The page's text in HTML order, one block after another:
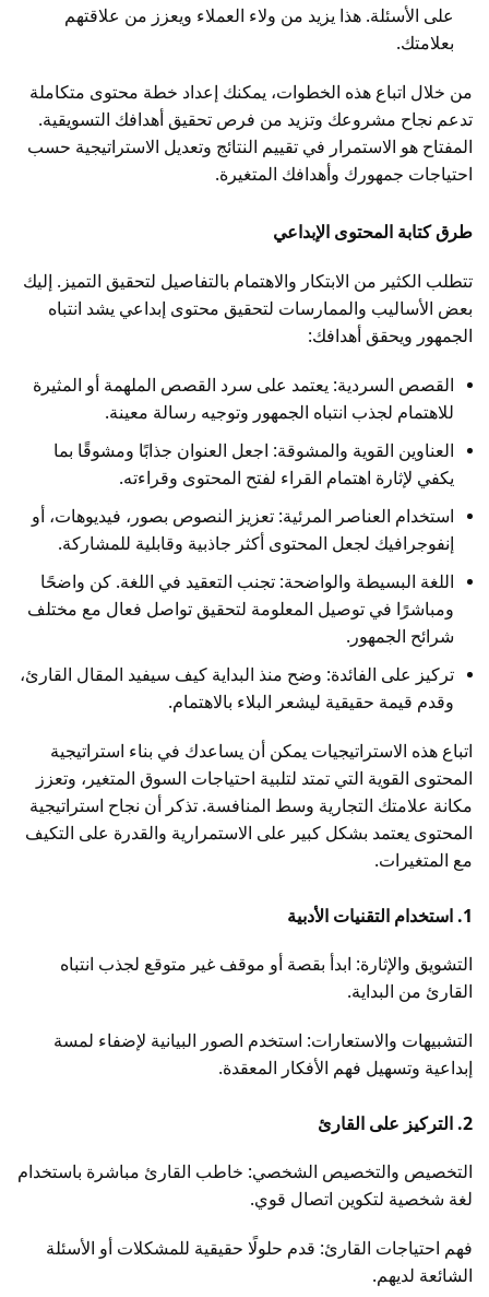
على الأسئلة. هذا يزيد من ولاء العملاء ويعزز من علاقتهم
بعلامتك.
من خلال اتباع هذه الخطوات، يمكنك إعداد خطة محتوى متكاملة
تدعم نجاح مشروعك وتزيد من فرص تحقيق أهدافك التسويقية.
المفتاح هو الاستمرار في تقييم النتائج وتعديل الاستراتيجية حسب
احتياجات جمهورك وأهدافك المتغيرة.
طرق كتابة المحتوى الإبداعي
تتطلب الكثير من الابتكار والاهتمام بالتفاصيل لتحقيق التميز. إليك
بعض الأساليب والممارسات لتحقيق محتوى إبداعي يشد انتباه
الجمهور ويحقق أهدافك:
القصص السردية: يعتمد على سرد القصص الملهمة أو المثيرة
للاهتمام لجذب انتباه الجمهور وتوجيه رسالة معينة.
العناوين القوية والمشوقة: اجعل العنوان جذابًا ومشوقًا بما
يكفي لإثارة اهتمام القراء لفتح المحتوى وقراءته.
استخدام العناصر المرئية: تعزيز النصوص بصور، فيديوهات، أو
إنفوجرافيك لجعل المحتوى أكثر جاذبية وقابلية للمشاركة.
اللغة البسيطة والواضحة: تجنب التعقيد في اللغة. كن واضحًا
ومباشرًا في توصيل المعلومة لتحقيق تواصل فعال مع مختلف
شرائح الجمهور.
تركيز على الفائدة: وضح منذ البداية كيف سيفيد المقال القارئ،
وقدم قيمة حقيقية ليشعر البلاء بالاهتمام.
اتباع هذه الاستراتيجيات يمكن أن يساعدك في بناء استراتيجية
المحتوى القوية التي تمتد لتلبية احتياجات السوق المتغير، وتعزز
مكانة علامتك التجارية وسط المنافسة. تذكر أن نجاح استراتيجية
المحتوى يعتمد بشكل كبير على الاستمرارية والقدرة على التكيف
مع المتغيرات.
1. استخدام التقنيات الأدبية
التشويق والإثارة: ابدأ بقصة أو موقف غير متوقع لجذب انتباه
القارئ من البداية.
التشبيهات والاستعارات: استخدم الصور البيانية لإضفاء لمسة
إبداعية وتسهيل فهم الأفكار المعقدة.
2. التركيز على القارئ
التخصيص والتخصيص الشخصي: خاطب القارئ مباشرة باستخدام
لغة شخصية لتكوين اتصال قوي.
فهم احتياجات القارئ: قدم حلولًا حقيقية للمشكلات أو الأسئلة
الشائعة لديهم.